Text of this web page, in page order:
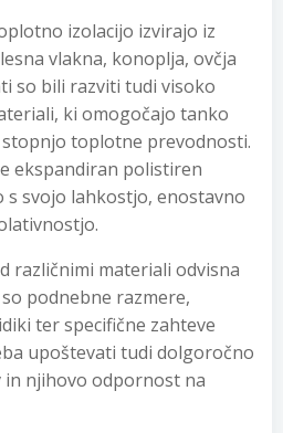
izolacijo izvirajo iz
vlakna, konoplja, ovčja
so bili razviti tudi visoko
ki omogočajo tanko
toplotne prevodnosti.
ekspandiran polistiren
svojo lahkostjo, enostavno
različnimi materiali odvisna
podnebne razmere,
ter specifične zahteve
upoštevati tudi dolgoročno
njihovo odpornost na